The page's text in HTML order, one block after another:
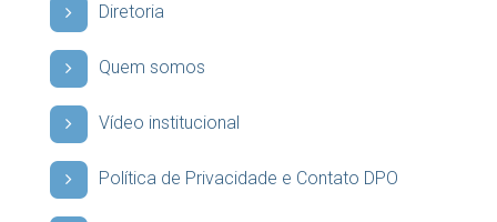
Diretoria
Quem somos
Vídeo institucional
Política de Privacidade e Contato DPO